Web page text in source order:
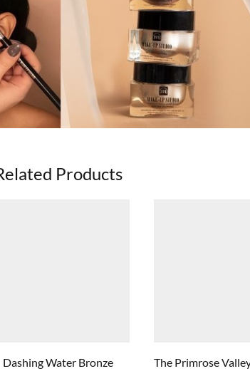
Products
Dashing Water Bronze The Primrose